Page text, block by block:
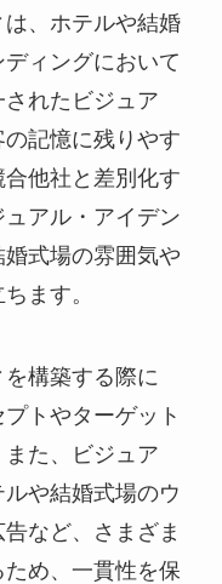
、ホテルや結婚
ィングにおいて
れたビジュア
記憶に残りやす
他社と差別化す
アル・アイデン
式場の雰囲気や
ます。
構築する際に
トやターゲット
た、ビジュア
や結婚式場のウ
など、さまざま
め、一貫性を保